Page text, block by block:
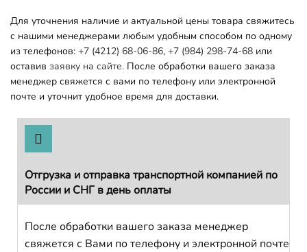
Для уточнения наличие и актуальной цены товара свяжитесь
с нашими менеджерами любым удобным способом по одному
из телефонов: +7 (4212) 68-06-86, +7 (984) 298-74-68 или
оставив заявку на сайте. После обработки вашего заказа
менеджер свяжется с вами по телефону или электронной
почте и уточнит удобное время для доставки.
Отгрузка и отправка транспортной компанией по
России и СНГ в день оплаты
После обработки вашего заказа менеджер
свяжется с Вами по телефону и электронной почте